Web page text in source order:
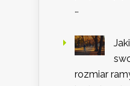
…
rozmiar